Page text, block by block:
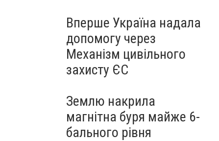
Вперше Україна надала
допомогу через
Механізм цивільного
захисту ЄС
Землю накрила
магнітна буря майже 6-
бального рівня